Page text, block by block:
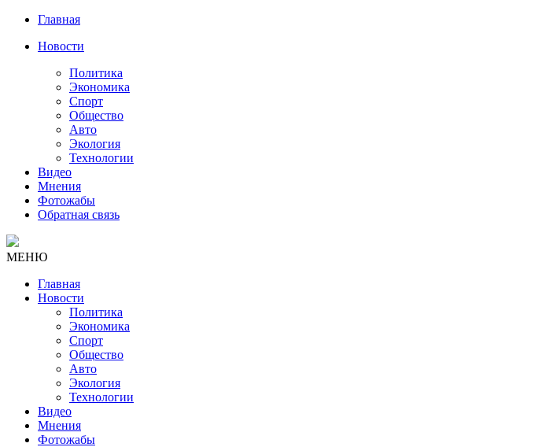
Главная
Новости
Политика
Экономика
Спорт
Общество
Авто
Экология
Технологии
Видео
Мнения
Фотожабы
Обратная связь
МЕНЮ
Главная
Новости
Политика
Экономика
Спорт
Общество
Авто
Экология
Технологии
Видео
Мнения
Фотожабы